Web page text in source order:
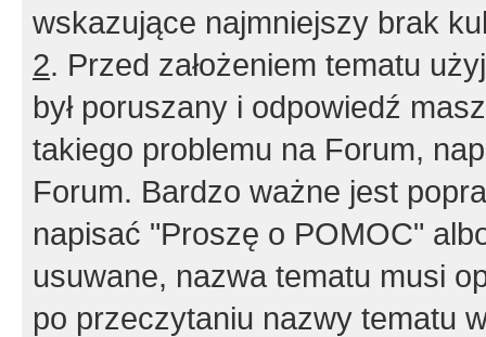
wskazujące najmniejszy brak
2. Przed założeniem tematu
był poruszany i odpowiedź
takiego problemu na Forum,
Forum. Bardzo ważne jest
napisać "Proszę o POMOC"
usuwane, nazwa tematu musi
po przeczytaniu nazwy tematu